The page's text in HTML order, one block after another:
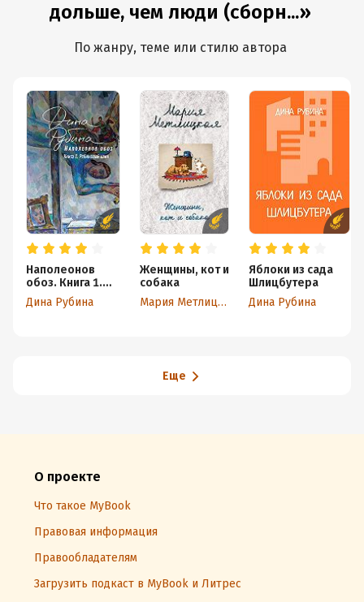
дольше, чем люди (сборн...»
По жанру, теме или стилю автора
Наполеонов
обоз. Книга 1.
Рябиновый клин
Дина Рубина
Женщины, кот и
собака
Мария Метлицкая
Яблоки из сада
Шлицбутера
Дина Рубина
Еще
О проекте
Что такое MyBook
Правовая информация
Правообладателям
Загрузить подкаст в MyBook и Литрес